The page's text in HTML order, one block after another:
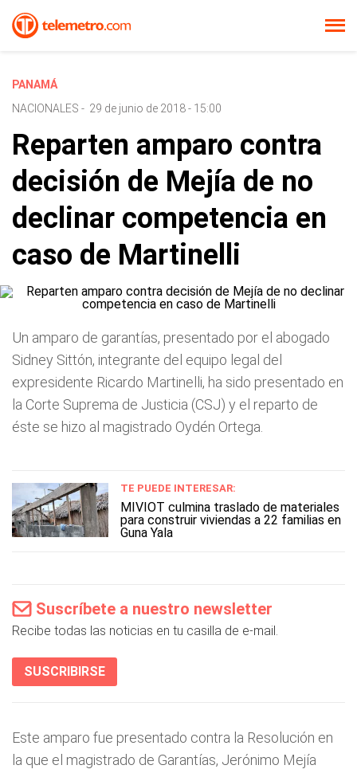
PANAMÁ
NACIONALES - 29 de junio de 2018 - 15:00
Reparten amparo contra
decisión de Mejía de no
declinar competencia en
caso de Martinelli
Un amparo de garantías, presentado por el abogado
Sidney Sittón, integrante del equipo legal del
expresidente Ricardo Martinelli, ha sido presentado en
la Corte Suprema de Justicia (CSJ) y el reparto de
éste se hizo al magistrado Oydén Ortega.
TE PUEDE INTERESAR:
MIVIOT culmina traslado de materiales
para construir viviendas a 22 familias en
Guna Yala
Suscríbete a nuestro newsletter
Recibe todas las noticias en tu casilla de e-mail.
SUSCRIBIRSE
Este amparo fue presentado contra la Resolución en
la que el magistrado de Garantías, Jerónimo Mejía